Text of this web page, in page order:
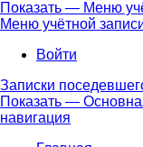
Перейти
к
содержанию
Меню
учётной
записи
Показать — Меню
Меню учётной
Войти
Записки
Основная
Показать —
навигация